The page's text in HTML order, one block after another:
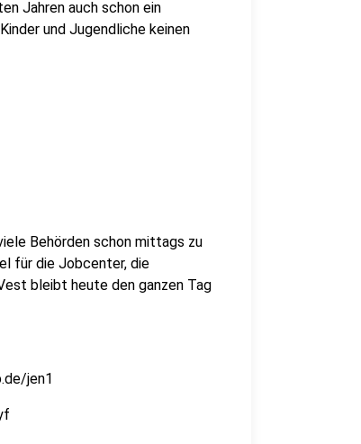
Jahren auch schon ein
und Jugendliche keinen
Behörden schon mittags zu
für die Jobcenter, die
bleibt heute den ganzen Tag
jen1